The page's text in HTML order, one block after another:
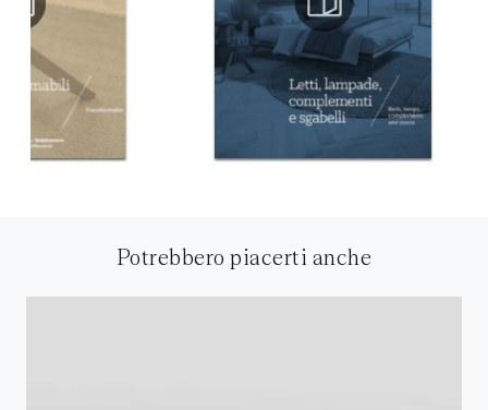
Potrebbero piacerti anche